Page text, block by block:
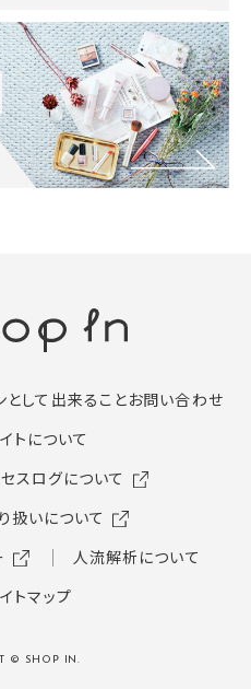
として出来ることお問い合わせ
トについて
スログについて
扱いについて
人流解析について
トマップ
© SHOP IN.